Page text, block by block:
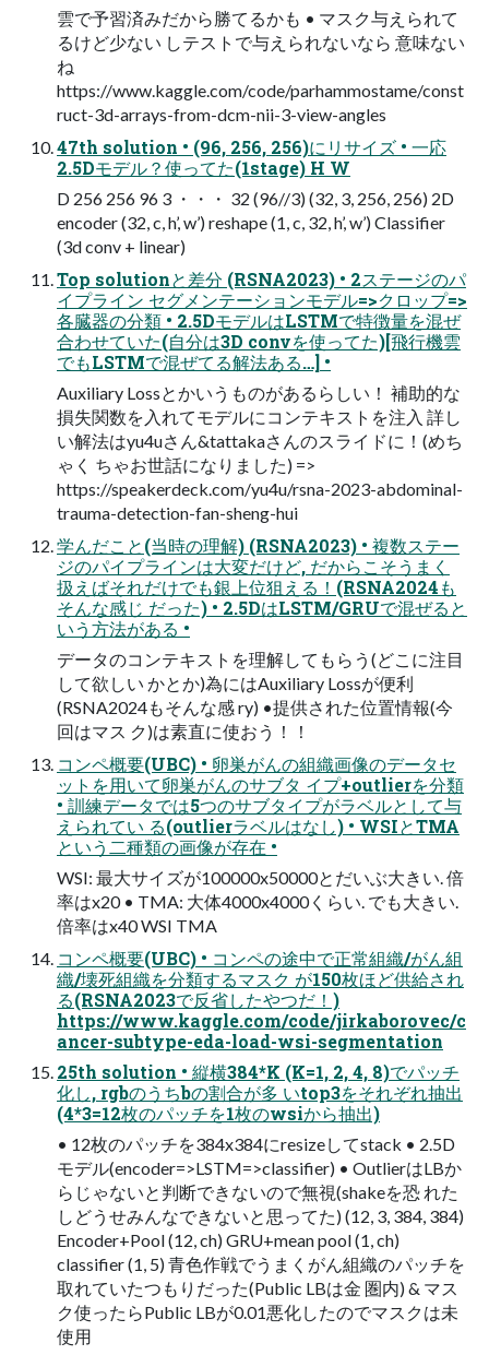
雲で予習済みだから勝てるかも • マスク与えられて
るけど少ない しテストで与えられないなら 意味ない
ね
https://www.kaggle.com/code/parhammostame/const
ruct-3d-arrays-from-dcm-nii-3-view-angles
47th solution • (96, 256, 256)にリサイズ • 一応
2.5Dモデル？使ってた(1stage) H W
D 256 256 96 3 ・・・ 32 (96//3) (32, 3, 256, 256) 2D
encoder (32, c, h’, w’) reshape (1, c, 32, h’, w’) Classifier
(3d conv + linear)
Top solutionと差分 (RSNA2023) • 2ステージのパ
イプライン セグメンテーションモデル=>クロップ=>
各臓器の分類 • 2.5DモデルはLSTMで特徴量を混ぜ
合わせていた(自分は3D convを使ってた)[飛行機雲
でもLSTMで混ぜてる解法ある…] •
Auxiliary Lossとかいうものがあるらしい！ 補助的な
損失関数を入れてモデルにコンテキストを注入 詳し
い解法はyu4uさん&tattakaさんのスライドに！(めち
ゃく ちゃお世話になりました) =>
https://speakerdeck.com/yu4u/rsna-2023-abdominal-
trauma-detection-fan-sheng-hui
学んだこと(当時の理解) (RSNA2023) • 複数ステー
ジのパイプラインは大変だけど, だからこそうまく
扱えばそれだけでも銀上位狙える！(RSNA2024も
そんな感じ だった) • 2.5DはLSTM/GRUで混ぜると
いう方法がある •
データのコンテキストを理解してもらう(どこに注目
して欲しい かとか)為にはAuxiliary Lossが便利
(RSNA2024もそんな感 ry) •提供された位置情報(今
回はマス ク)は素直に使おう！！
コンペ概要(UBC) • 卵巣がんの組織画像のデータセ
ットを用いて卵巣がんのサブタ イプ+outlierを分類
• 訓練データでは5つのサブタイプがラベルとして与
えられてい る(outlierラベルはなし) • WSIとTMA
という二種類の画像が存在 •
WSI: 最大サイズが100000x50000とだいぶ大きい. 倍
率はx20 • TMA: 大体4000x4000くらい. でも大きい.
倍率はx40 WSI TMA
コンペ概要(UBC) • コンペの途中で正常組織/がん組
織/壊死組織を分類するマスク が150枚ほど供給され
る(RSNA2023で反省したやつだ！)
https://www.kaggle.com/code/jirkaborovec/c
ancer-subtype-eda-load-wsi-segmentation
25th solution • 縦横384*K (K=1, 2, 4, 8)でパッチ
化し, rgbのうちbの割合が多 いtop3をそれぞれ抽出
(4*3=12枚のパッチを1枚のwsiから抽出)
• 12枚のパッチを384x384にresizeしてstack • 2.5D
モデル(encoder=>LSTM=>classifier) • OutlierはLBか
らじゃないと判断できないので無視(shakeを恐 れた
しどうせみんなできないと思ってた) (12, 3, 384, 384)
Encoder+Pool (12, ch) GRU+mean pool (1, ch)
classifier (1, 5) 青色作戦でうまくがん組織のパッチを
取れていたつもりだった(Public LBは金 圏内) & マス
ク使ったらPublic LBが0.01悪化したのでマスクは未
使用